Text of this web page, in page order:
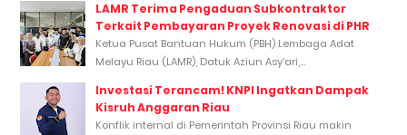
LAMR Terima Pengaduan Subkontraktor
Terkait Pembayaran Proyek Renovasi di PHR
Ketua Pusat Bantuan Hukum (PBH) Lembaga Adat
Melayu Riau (LAMR), Datuk Aziun Asy’ari,...
Investasi Terancam! KNPI Ingatkan Dampak
Kisruh Anggaran Riau
Konflik internal di Pemerintah Provinsi Riau makin